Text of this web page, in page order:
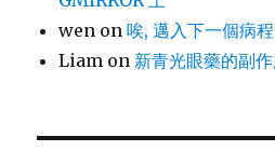
wen on唉, 邁入下一個病程
Liam on 新青光眼藥的副作